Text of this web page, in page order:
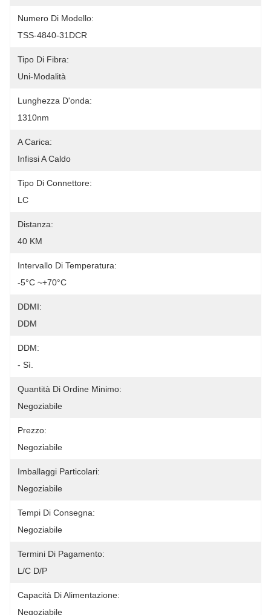
Numero Di Modello:
TSS-4840-31DCR
Tipo Di Fibra:
Uni-Modalità
Lunghezza D'onda:
1310nm
A Carica:
Infissi A Caldo
Tipo Di Connettore:
LC
Distanza:
40 KM
Intervallo Di Temperatura:
-5°C ~+70°C
DDMI:
DDM
DDM:
- Sì.
Quantità Di Ordine Minimo:
Negoziabile
Prezzo:
Negoziabile
Imballaggi Particolari:
Negoziabile
Tempi Di Consegna:
Negoziabile
Termini Di Pagamento:
L/C D/P
Capacità Di Alimentazione:
Negoziabile